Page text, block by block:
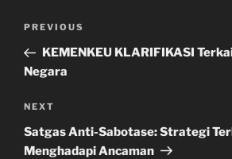
Navigasi
Previous
Post
PREVIOUS
KEMENKEU KLARIFIKASI
Negara
Next
Post
NEXT
Satgas Anti-Sabotase: Strategi
Menghadapi Ancaman